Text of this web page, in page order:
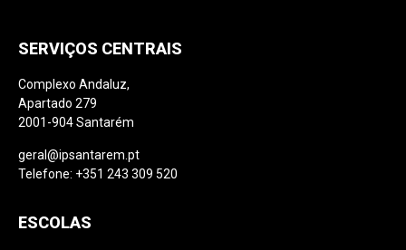
SERVIÇOS CENTRAIS
Complexo Andaluz,
Apartado 279
2001-904 Santarém
geral@ipsantarem.pt
Telefone: +351 243 309 520
ESCOLAS